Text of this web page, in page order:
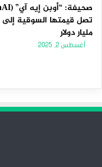
مليار دولار
أغسطس 2, 2025